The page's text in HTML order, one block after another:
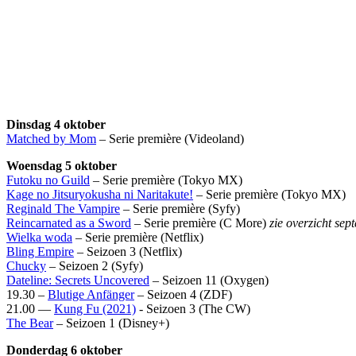
Dinsdag 4 oktober
Matched by Mom – Serie première (Videoland)
Woensdag 5 oktober
Futoku no Guild – Serie première (Tokyo MX)
Kage no Jitsuryokusha ni Naritakute! – Serie première (Tokyo MX)
Reginald The Vampire – Serie première (Syfy)
Reincarnated as a Sword – Serie première (C More) zie overzicht
Wielka woda – Serie première (Netflix)
Bling Empire – Seizoen 3 (Netflix)
Chucky – Seizoen 2 (Syfy)
Dateline: Secrets Uncovered – Seizoen 11 (Oxygen)
19.30 – Blutige Anfänger– Seizoen 4 (ZDF)
21.00 — Kung Fu (2021) - Seizoen 3 (The CW)
The Bear– Seizoen 1 (Disney+)
Donderdag 6 oktober